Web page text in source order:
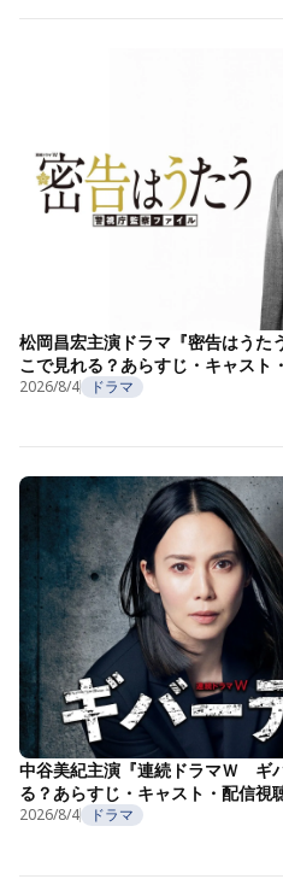
松岡昌宏主演ドラマ『密告はう
こで見れる？あらすじ・キャスト
2026/8/4 ドラマ
中谷美紀主演『連続ドラマＷ ギ
る？あらすじ・キャスト・配信視
2026/8/4 ドラマ